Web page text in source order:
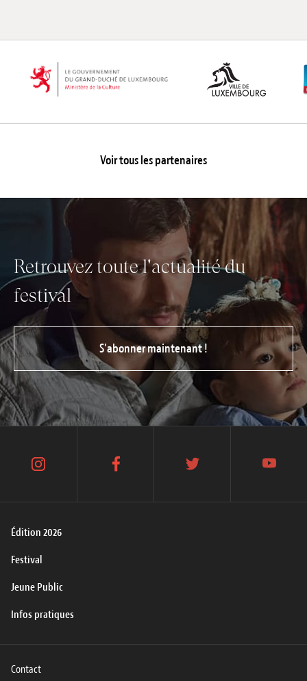
Voir tous les partenaires
Retrouvez toute l'actualité du
festival
S’abonner maintenant !
Édition 2026
Festival
Jeune Public
Infos pratiques
instagram facebook twitter youtube
Contact